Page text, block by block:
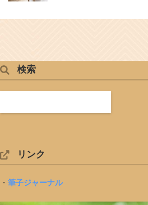
検索
リンク
・ 筆子ジャーナル